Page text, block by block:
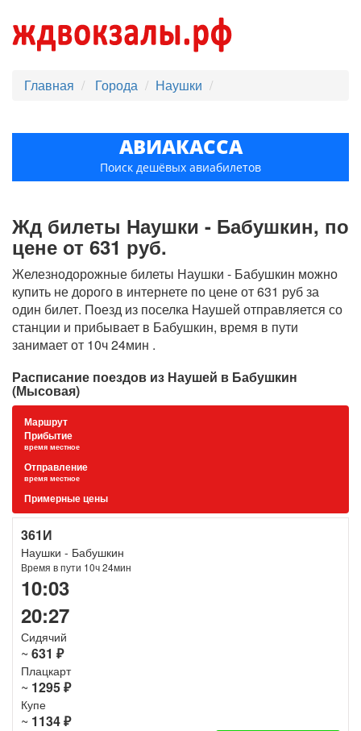
Главная Города Наушки
АВИАКАССА
Поиск дешёвых авиабилетов
Жд билеты Наушки - Бабушкин, по
цене от 631 руб.
Железнодорожные билеты Наушки - Бабушкин можно
купить не дорого в интернете по цене от 631 руб за
один билет. Поезд из поселка Наушей отправляется со
станции и прибывает в Бабушкин, время в пути
занимает от 10ч 24мин .
Расписание поездов из Наушей в Бабушкин
(Мысовая)
Маршрут
Прибытие
время местное
Отправление
время местное
Примерные цены
361И
Наушки - Бабушкин
Время в пути 10ч 24мин
10:03
20:27
Сидячий
~ 631 ₽
Плацкарт
~ 1295 ₽
Купе
~ 1134 ₽